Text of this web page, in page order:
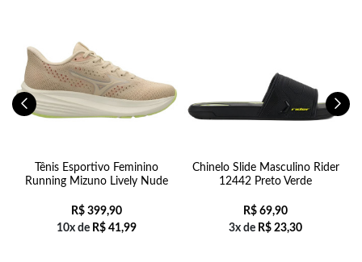
Tênis Esportivo Feminino
Running Mizuno Lively Nude
R$ 399,90
10x de R$ 41,99
Chinelo Slide Masculino Rider
12442 Preto Verde
R$ 69,90
3x de R$ 23,30